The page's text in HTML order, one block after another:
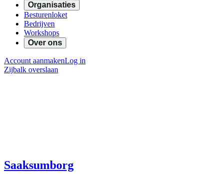
Organisaties
Besturenloket
Bedrijven
Workshops
Over ons
Account aanmakenLog in
Zijbalk overslaan
Saaksumborg